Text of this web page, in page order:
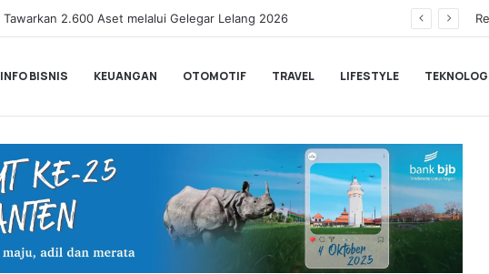
INFO BISNIS KEUANGAN OTOMOTIF TRAVEL LIFESTYLE